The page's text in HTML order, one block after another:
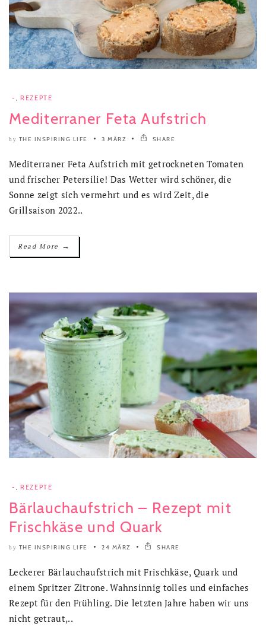
- , REZEPTE
Mediterraner Feta Aufstrich
by THE INSPIRING LIFE 3 MÄRZ SHARE
Mediterraner Feta Aufstrich mit getrockneten Tomaten
und frischer Petersilie! Das Wetter wird schöner, die
Sonne zeigt sich vermehrt und es wird Zeit, die
Grillsaison 2022..
Read More →
- REZEPTE
Bärlauchaufstrich – Rezept mit
Frischkäse und Quark
by THE INSPIRING LIFE 24 MÄRZ SHARE
Leckerer Bärlauchaufstrich mit Frischkäse, Quark und
einem Spritzer Zitrone. Wahnsinnig tolles und einfaches
Rezept für den Frühling. Die letzten Jahre haben wir uns
nicht getraut,..